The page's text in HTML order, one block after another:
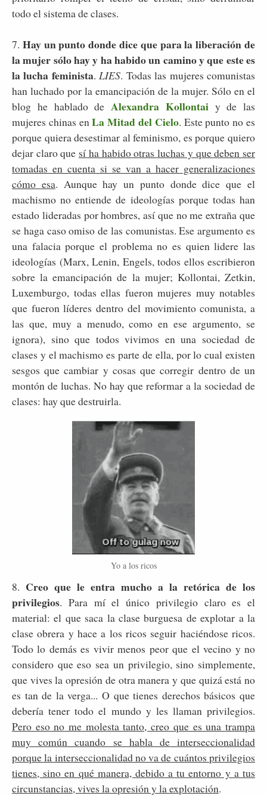
todo el sistema de clases.
7. Hay un punto donde dice que para la liberación de
la mujer sólo hay y ha habido un camino y que este es
la lucha feminista.LIES. Todas las mujeres comunistas
han luchado por la emancipación de la mujer. Sólo en el
blog he hablado de Alexandra Kollontai y de las
mujeres chinas enLa Mitad del Cielo. Este punto no es
porque quiera desestimar al feminismo, es porque quiero
dejar claro que sí ha habido otras luchas y que deben ser
tomadas en cuenta si se van a hacer generalizaciones
cómo esa. Aunque hay un punto donde dice que el
machismo no entiende de ideologías porque todas han
estado lideradas por hombres, así que no me extraña que
se haga caso omiso de las comunistas. Ese argumento es
una falacia porque el problema no es quien lidere las
ideologías (Marx, Lenin, Engels, todos ellos escribieron
sobre la emancipación de la mujer; Kollontai, Zetkin,
Luxemburgo, todas ellas fueron mujeres muy notables
que fueron líderes dentro del movimiento comunista, a
las que, muy a menudo, como en ese argumento, se
ignora), sino que todos vivimos en una sociedad de
clases y el machismo es parte de ella, por lo cual existen
sesgos que cambiar y cosas que corregir dentro de un
montón de luchas. No hay que reformar a la sociedad de
clases: hay que destruirla.
Yo a los ricos
8. Creo que le entra mucho a la retórica de los
privilegios. Para mí el único privilegio claro es el
material: el que saca la clase burguesa de explotar a la
clase obrera y hace a los ricos seguir haciéndose ricos.
Todo lo demás es vivir menos peor que el vecino y no
considero que eso sea un privilegio, sino simplemente,
que vives la opresión de otra manera y que quizá está no
es tan de la verga... O que tienes derechos básicos que
debería tener todo el mundo y les llaman privilegios.
Pero eso no me molesta tanto, creo que es una trampa
muy común cuando se habla de interseccionalidad
porque la interseccionalidad no va de cuántos privilegios
tienes, sino en qué manera, debido a tu entorno y a tus
circunstancias, vives la opresión y la explotación.